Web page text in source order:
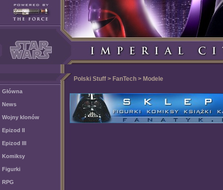
Polski Stuff > FanTech > Modele
Główna
News
Wojny klonów
Epizod II
Epizod III
Komiksy
Figurki
RPG